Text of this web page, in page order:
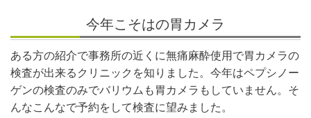
今年こそはの胃カメラ
ある方の紹介で事務所の近くに無痛麻酔使用で胃カメラの
検査が出来るクリニックを知りました。今年はペプシノー
ゲンの検査のみでバリウムも胃カメラもしていません。そ
んなこんなで予約をして検査に望みました。